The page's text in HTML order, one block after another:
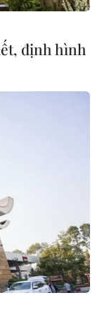
THANH
dụng
định hình